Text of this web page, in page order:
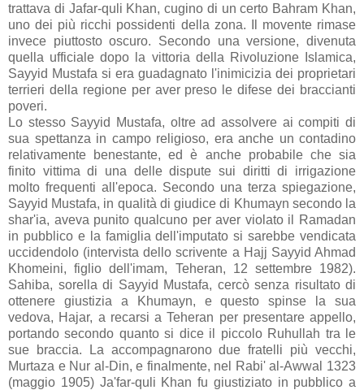
trattava di Jafar-quli Khan, cugino di un certo Bahram Khan,
uno dei più ricchi possidenti della zona. Il movente rimase
invece piuttosto oscuro. Secondo una versione, divenuta
quella ufficiale dopo la vittoria della Rivoluzione Islamica,
Sayyid Mustafa si era guadagnato l'inimicizia dei proprietari
terrieri della regione per aver preso le difese dei braccianti
poveri.
Lo stesso Sayyid Mustafa, oltre ad assolvere ai compiti di
sua spettanza in campo religioso, era anche un contadino
relativamente benestante, ed è anche probabile che sia
finito vittima di una delle dispute sui diritti di irrigazione
molto frequenti all'epoca. Secondo una terza spiegazione,
Sayyid Mustafa, in qualità di giudice di Khumayn secondo la
shar'ia, aveva punito qualcuno per aver violato il Ramadan
in pubblico e la famiglia dell'imputato si sarebbe vendicata
uccidendolo (intervista dello scrivente a Hajj Sayyid Ahmad
Khomeini, figlio dell'imam, Teheran, 12 settembre 1982).
Sahiba, sorella di Sayyid Mustafa, cercò senza risultato di
ottenere giustizia a Khumayn, e questo spinse la sua
vedova, Hajar, a recarsi a Teheran per presentare appello,
portando secondo quanto si dice il piccolo Ruhullah tra le
sue braccia. La accompagnarono due fratelli più vecchi,
Murtaza e Nur al-Din, e finalmente, nel Rabi' al-Awwal 1323
(maggio 1905) Ja'far-quli Khan fu giustiziato in pubblico a